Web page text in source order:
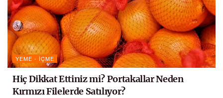
YEME - İÇME
Hiç Dikkat Ettiniz mi? Portakallar Neden
Kırmızı Filelerde Satılıyor?